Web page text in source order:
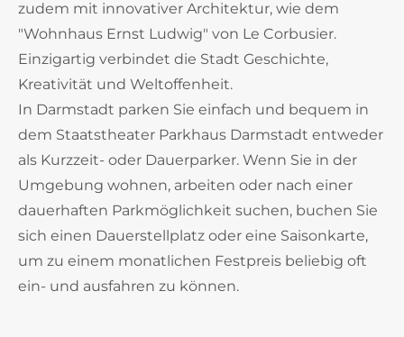
zudem mit innovativer Architektur, wie dem
"Wohnhaus Ernst Ludwig" von Le Corbusier.
Einzigartig verbindet die Stadt Geschichte,
Kreativität und Weltoffenheit.
In Darmstadt parken Sie einfach und bequem in
dem Staatstheater Parkhaus Darmstadt entweder
als Kurzzeit- oder Dauerparker. Wenn Sie in der
Umgebung wohnen, arbeiten oder nach einer
dauerhaften Parkmöglichkeit suchen, buchen Sie
sich einen Dauerstellplatz oder eine Saisonkarte,
um zu einem monatlichen Festpreis beliebig oft
ein- und ausfahren zu können.